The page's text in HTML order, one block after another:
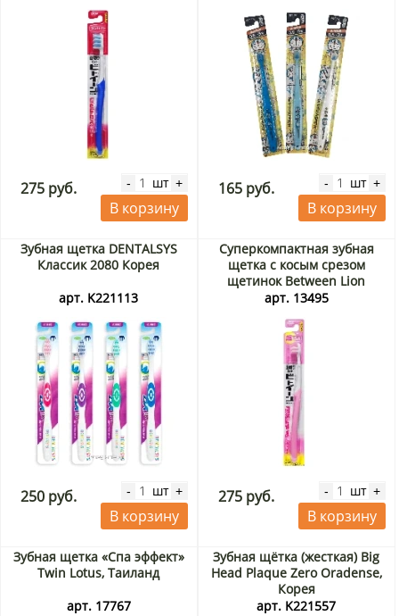
275 руб. - шт +
В корзину
165 руб. - шт +
В корзину
Зубная щетка DENTALSYS
Классик 2080 Корея
арт. K221113
250 руб. - шт +
В корзину
Суперкомпактная зубная
щетка с косым срезом
щетинок Between Lion
(средней жесткости), Япония
арт. 13495
275 руб. - шт +
В корзину
Зубная щетка «Спа эффект»
Twin Lotus, Таиланд
арт. 17767
Зубная щётка (жесткая) Big
Head Plaque Zero Oradense,
Корея
арт. K221557